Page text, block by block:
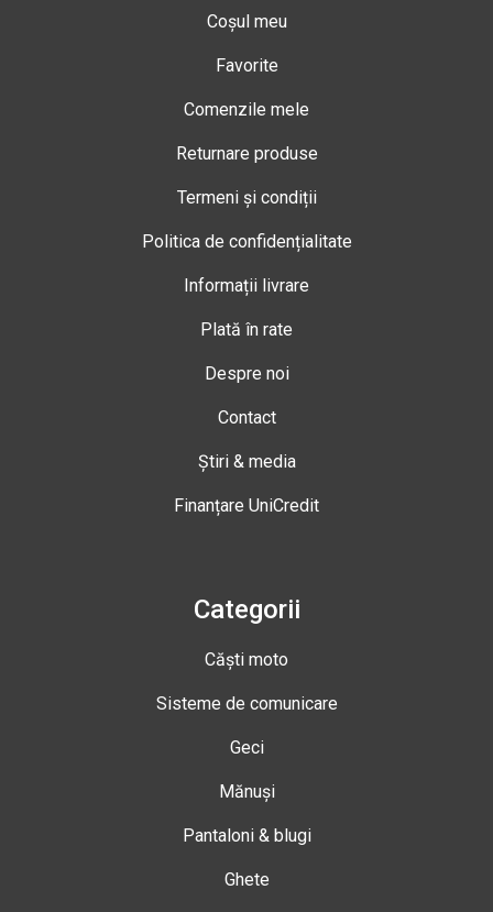
Coșul meu
Favorite
Comenzile mele
Returnare produse
Termeni și condiții
Politica de confidențialitate
Informații livrare
Plată în rate
Despre noi
Contact
Știri & media
Finanțare UniCredit
Categorii
Căști moto
Sisteme de comunicare
Geci
Mănuși
Pantaloni & blugi
Ghete